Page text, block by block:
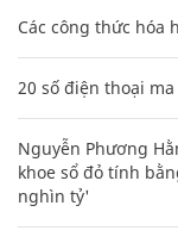
Các công thức hóa
20 số điện thoại
Nguyễn Phương
khoe sổ đỏ tính
nghìn tỷ'